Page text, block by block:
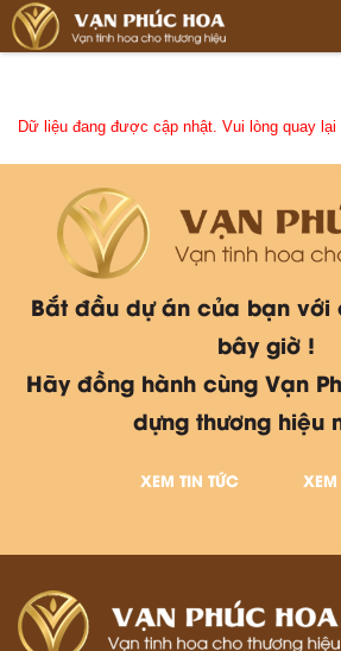
Dữ liệu đang được cập nhật. Vui lòng quay lại
Bắt đầu dự án của bạn với
bây giờ !
Hãy đồng hành cùng Vạn
dựng thương hiệu
XEM TIN TỨC